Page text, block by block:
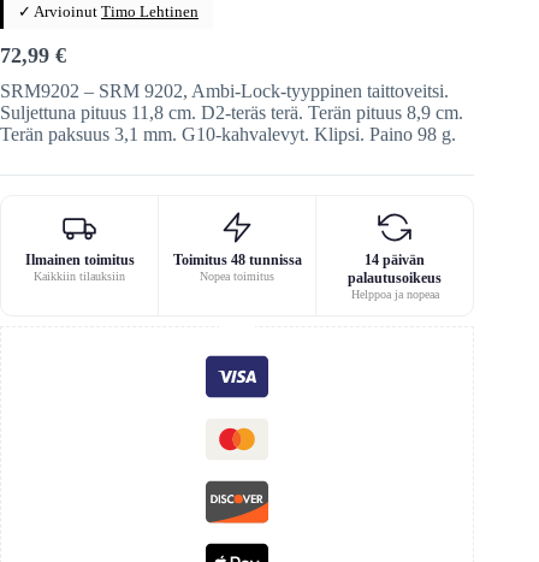
✓ Arvioinut Timo Lehtinen
72,99 €
SRM9202 – SRM 9202, Ambi-Lock-tyyppinen taittoveitsi.
Suljettuna pituus 11,8 cm. D2-teräs terä. Terän pituus 8,9 cm.
Terän paksuus 3,1 mm. G10-kahvalevyt. Klipsi. Paino 98 g.
Ilmainen toimitus
Kaikkiin tilauksiin
Toimitus 48 tunnissa
Nopea toimitus
14 päivän
palautusoikeus
Helppoa ja nopeaa